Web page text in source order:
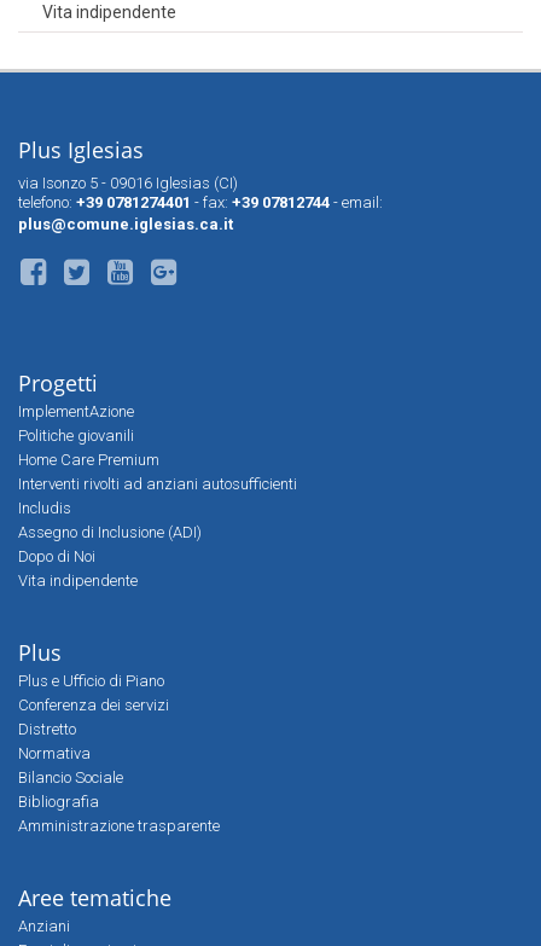
Vita indipendente
Plus Iglesias
via Isonzo 5 - 09016 Iglesias (CI)
telefono: +39 0781274401 - fax: +39 07812744 - email:
plus@comune.iglesias.ca.it
Progetti
ImplementAzione
Politiche giovanili
Home Care Premium
Interventi rivolti ad anziani autosufficienti
Includis
Assegno di Inclusione (ADI)
Dopo di Noi
Vita indipendente
Plus
Plus e Ufficio di Piano
Conferenza dei servizi
Distretto
Normativa
Bilancio Sociale
Bibliografia
Amministrazione trasparente
Aree tematiche
Anziani